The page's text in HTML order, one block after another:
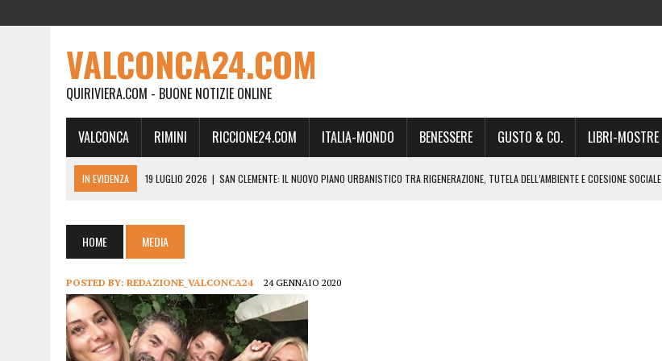
VALCONCA24.COM
QUIRIVIERA.COM - BUONE NOTIZIE ONLINE
VALCONCA RIMINI RICCIONE24.COM ITALIA-MONDO BENESSERE GUSTO & CO. LIBRI-MOSTRE
IN EVIDENZA 19 LUGLIO 2026 | SAN CLEMENTE: IL NUOVO PIANO URBANISTICO TRA RIGENERAZIONE, TUTELA DELL’AMBIENTE E COESIONE SOCIALE
19 FEBBRAIO 2026 | RIMINI, A IL GATTO SULL’ALBICOCCO ARRIVA ANDREA GIONCHETTI SOMMELIER DEL CALABRESE “QAFIZ”
28 GENNAIO 2026 | DOVE LA CARNE DIVENTA MEMORIA: IL CORPO, L’ORIGINE, IL RITORNO. L’OPERA DI KIROLES BOSHRA È VITA VERA
18 DICEMBRE 2025 | SAN CLEMENTE, AL VILLA ULTIMO ATTO DELLA PRIMA PARTE DI STAGIONE TEATRALE CON CLAUDIO MORICI SABATO 20
18 DICEMBRE 2025 | SAN CLEMENTE, SALA DEL CONSIGLIO INTITOLATA A GIACOMO MATTEOTTI: “VITTIMA DELLA FURIA FASCISTA”
HOME MEDIA
POSTED BY: REDAZIONE_VALCONCA24 24 GENNAIO 2020